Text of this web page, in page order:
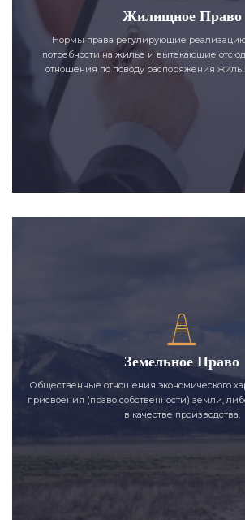
Жилищное Право
Нормы права регулирующие
потребности на жилье и вытекающие
отношения по поводу распоряжения
Земельное Право
Общественные отношения экономического
присвоения (право собственности) земли,
в качестве производства.